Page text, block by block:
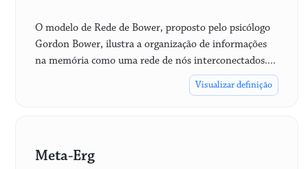
O modelo de Rede de Bower, proposto pelo psicólogo
Gordon Bower, ilustra a organização de informações
na memória como uma rede de nós interconectados....
Visualizar definição
Meta-Erg